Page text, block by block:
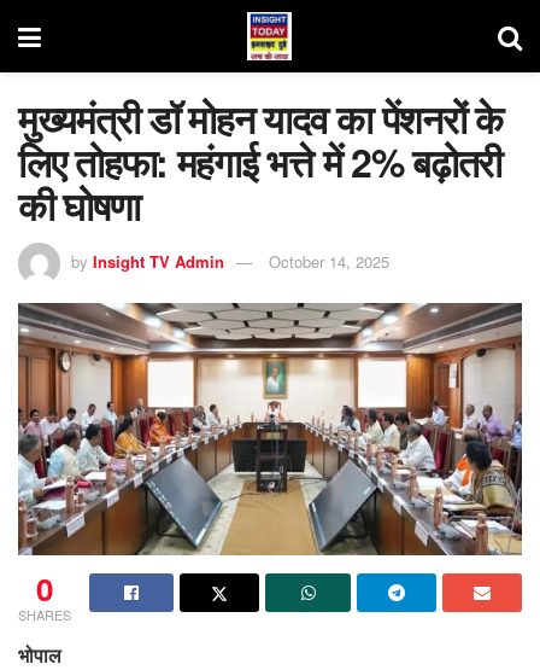
मुख्यमंत्री डॉ मोहन यादव का पेंशनरों के
लिए तोहफा: महंगाई भत्ते में 2% बढ़ोतरी
की घोषणा
by Insight TV Admin October 14, 2025
0
SHARES
भोपाल